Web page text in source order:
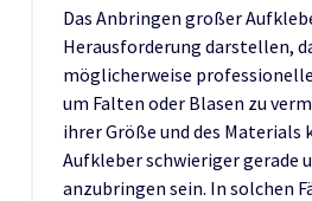
Das Anbringen großer
Herausforderung darstellen,
möglicherweise
um Falten oder Blasen zu
ihrer Größe und des Materials
Aufkleber schwieriger gerade
anzubringen sein. In solchen